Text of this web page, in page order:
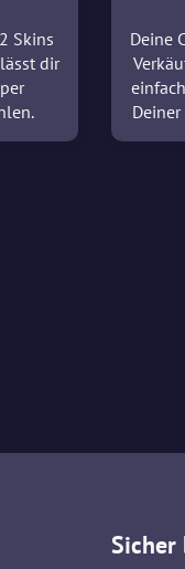
Skins
dir
Deine
Sicher